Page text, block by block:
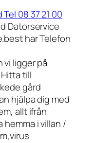
08 37 21 00
Datorservice
har Telefon
vi ligger på
till
gård
hjälpa dig med
allt ifrån
i villan /